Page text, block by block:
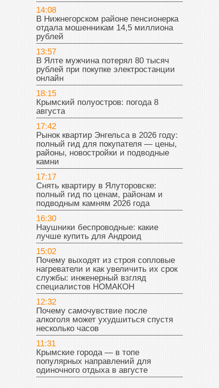
14:08
В Нижнегорском районе пенсионерка
отдала мошенникам 14,5 миллиона
рублей
13:57
В Ялте мужчина потерял 80 тысяч
рублей при покупке электростанции
онлайн
18:15
Крымский полуостров: погода 8
августа
17:42
Рынок квартир Энгельса в 2026 году:
полный гид для покупателя — цены,
районы, новостройки и подводные
камни
17:17
Снять квартиру в Ялуторовске:
полный гид по ценам, районам и
подводным камням 2026 года
16:30
Наушники беспроводные: какие
лучше купить для Андроид
15:02
Почему выходят из строя сопловые
нагреватели и как увеличить их срок
службы: инженерный взгляд
специалистов НОМАКОН
12:32
Почему самочувствие после
алкоголя может ухудшиться спустя
несколько часов
11:31
Крымские города — в топе
популярных направлений для
одиночного отдыха в августе